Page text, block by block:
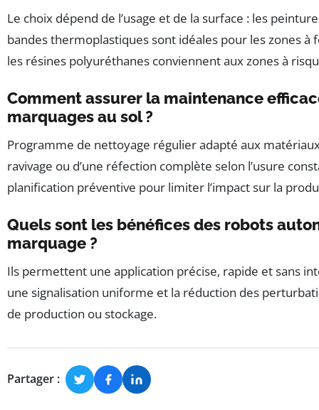
Le choix dépend de l’usage et de la surface : les
bandes thermoplastiques sont idéales pour les zones à
les résines polyuréthanes conviennent aux zones à
Comment assurer la maintenance
marquages au sol ?
Programme de nettoyage régulier adapté aux
ravivage ou d’une réfection complète selon l’usure
planification préventive pour limiter l’impact sur la
Quels sont les bénéfices des robots
marquage ?
Ils permettent une application précise, rapide et sans
une signalisation uniforme et la réduction des
de production ou stockage.
Partager :